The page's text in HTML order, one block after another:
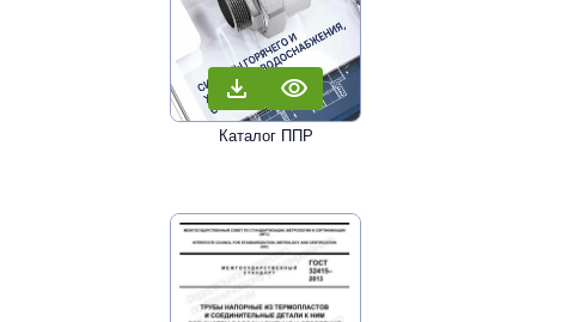
Каталог ППР